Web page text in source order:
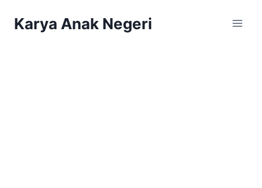
Karya Anak Negeri